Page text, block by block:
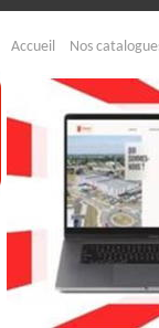
Accueil Nos